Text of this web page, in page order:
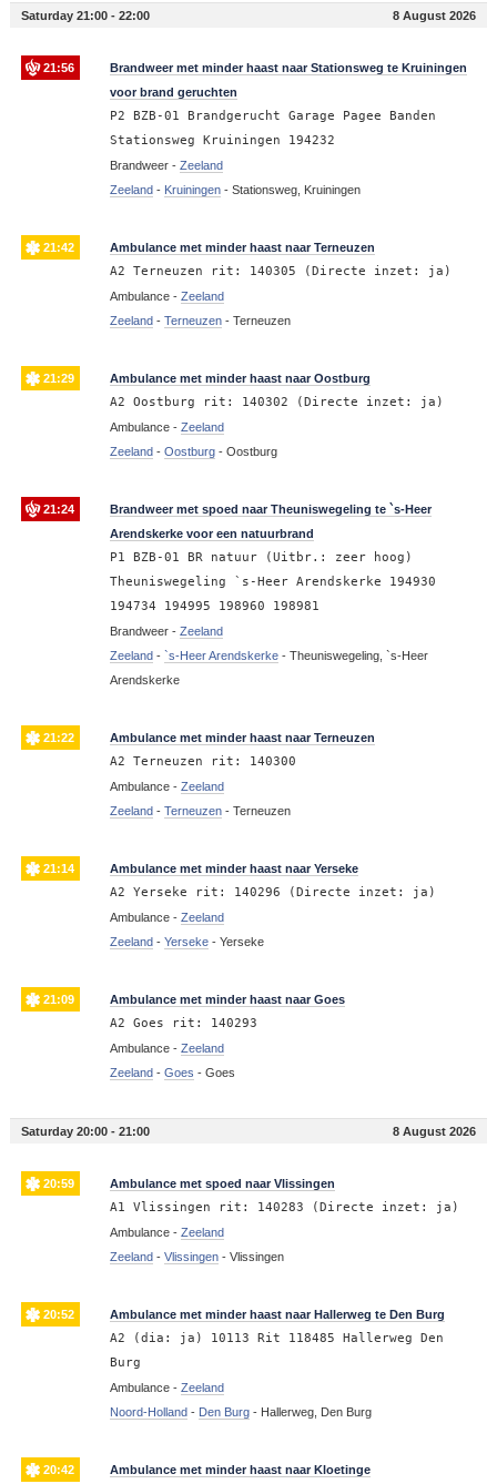
Saturday 21:00 - 22:00 8 August 2026
21:56
Brandweer met minder haast naar Stationsweg te Kruiningen
voor brand geruchten
P2 BZB-01 Brandgerucht Garage Pagee Banden
Stationsweg Kruiningen 194232
Brandweer - Zeeland
Zeeland- Kruiningen- Stationsweg, Kruiningen
21:42 Ambulance met minder haast naar Terneuzen
A2 Terneuzen rit: 140305 (Directe inzet: ja)
Ambulance - Zeeland
Zeeland- Terneuzen- Terneuzen
21:29 Ambulance met minder haast naar Oostburg
A2 Oostburg rit: 140302 (Directe inzet: ja)
Ambulance - Zeeland
Zeeland- Oostburg- Oostburg
21:24
Brandweer met spoed naar Theuniswegeling te `s-Heer
Arendskerke voor een natuurbrand
P1 BZB-01 BR natuur (Uitbr.: zeer hoog)
Theuniswegeling `s-Heer Arendskerke 194930
194734 194995 198960 198981
Brandweer - Zeeland
Zeeland- `s-Heer Arendskerke- Theuniswegeling, `s-Heer
Arendskerke
21:22 Ambulance met minder haast naar Terneuzen
A2 Terneuzen rit: 140300
Ambulance - Zeeland
Zeeland- Terneuzen- Terneuzen
21:14 Ambulance met minder haast naar Yerseke
A2 Yerseke rit: 140296 (Directe inzet: ja)
Ambulance - Zeeland
Zeeland- Yerseke- Yerseke
21:09 Ambulance met minder haast naar Goes
A2 Goes rit: 140293
Ambulance - Zeeland
Zeeland- Goes - Goes
Saturday 20:00 - 21:00 8 August 2026
20:59 Ambulance met spoed naar Vlissingen
A1 Vlissingen rit: 140283 (Directe inzet: ja)
Ambulance - Zeeland
Zeeland- Vlissingen- Vlissingen
20:52 Ambulance met minder haast naar Hallerweg te Den Burg
A2 (dia: ja) 10113 Rit 118485 Hallerweg Den
Burg
Ambulance - Zeeland
Noord-Holland- Den Burg- Hallerweg, Den Burg
20:42 Ambulance met minder haast naar Kloetinge